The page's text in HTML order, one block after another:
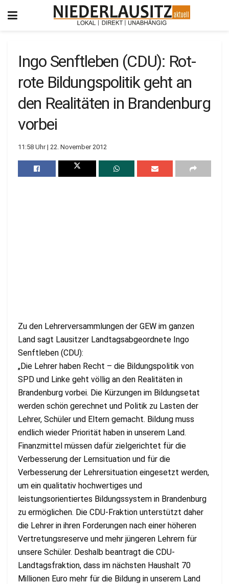
Ingo Senftleben (CDU): Rot-
rote Bildungspolitik geht an
den Realitäten in Brandenburg
vorbei
11:58 Uhr | 22. November 2012
Zu den Lehrerversammlungen der GEW im ganzen
Land sagt Lausitzer Landtagsabgeordnete Ingo
Senftleben (CDU):
„Die Lehrer haben Recht – die Bildungspolitik von
SPD und Linke geht völlig an den Realitäten in
Brandenburg vorbei. Die Kürzungen im Bildungsetat
werden schön gerechnet und Politik zu Lasten der
Lehrer, Schüler und Eltern gemacht. Bildung muss
endlich wieder Priorität haben in unserem Land.
Finanzmittel müssen dafür zielgerichtet für die
Verbesserung der Lernsituation und für die
Verbesserung der Lehrersituation eingesetzt werden,
um ein qualitativ hochwertiges und
leistungsorientiertes Bildungssystem in Brandenburg
zu ermöglichen. Die CDU-Fraktion unterstützt daher
die Lehrer in ihren Forderungen nach einer höheren
Vertretungsreserve und mehr jüngeren Lehrern für
unsere Schüler. Deshalb beantragt die CDU-
Landtagsfraktion, dass im nächsten Haushalt 70
Millionen Euro mehr für die Bildung in unserem Land